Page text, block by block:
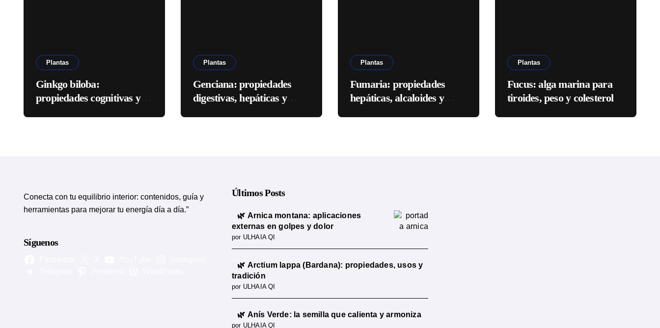
Plantas
Ginkgo biloba:
propiedades cognitivas y
Plantas
Genciana: propiedades
digestivas, hepáticas y
Plantas
Fumaria: propiedades
hepáticas, alcaloides y
Plantas
Fucus: alga marina para
tiroides, peso y colesterol
Conecta con tu equilibrio interior: contenidos, guía y
herramientas para mejorar tu energía día a día.”
Síguenos
Últimos Posts
🌿 Arnica montana: aplicaciones
externas en golpes y dolor
por ULHAIA QI
🌿 Arctium lappa (Bardana): propiedades, usos y
tradición
por ULHAIA QI
🌿 Anís Verde: la semilla que calienta y armoniza
por ULHAIA QI